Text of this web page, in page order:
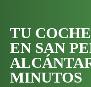
TU
EN SAN
MINUTOS